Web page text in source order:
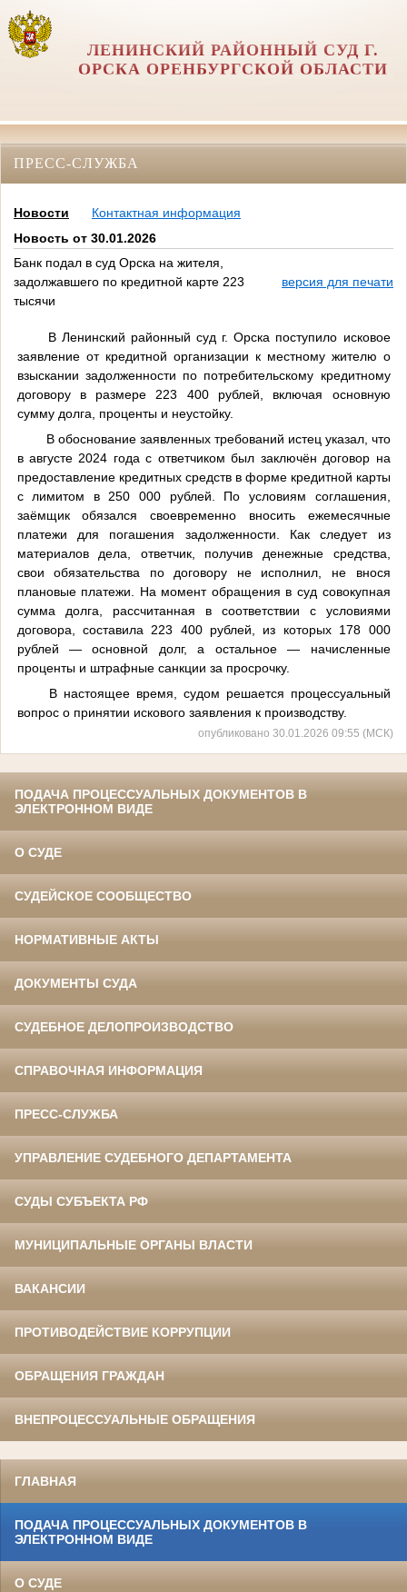
ЛЕНИНСКИЙ РАЙОННЫЙ СУД Г.
ОРСКА ОРЕНБУРГСКОЙ ОБЛАСТИ
ПРЕСС-СЛУЖБА
Новости
Контактная информация
Новость от 30.01.2026
Банк подал в суд Орска на жителя,
задолжавшего по кредитной карте 223
тысячи
версия для печати
В Ленинский районный суд г. Орска поступило исковое
заявление от кредитной организации к местному жителю о
взыскании задолженности по потребительскому кредитному
договору в размере 223 400 рублей, включая основную
сумму долга, проценты и неустойку.
В обоснование заявленных требований истец указал, что
в августе 2024 года с ответчиком был заключён договор на
предоставление кредитных средств в форме кредитной карты
с лимитом в 250 000 рублей. По условиям соглашения,
заёмщик обязался своевременно вносить ежемесячные
платежи для погашения задолженности. Как следует из
материалов дела, ответчик, получив денежные средства,
свои обязательства по договору не исполнил, не внося
плановые платежи. На момент обращения в суд совокупная
сумма долга, рассчитанная в соответствии с условиями
договора, составила 223 400 рублей, из которых 178 000
рублей — основной долг, а остальное — начисленные
проценты и штрафные санкции за просрочку.
В настоящее время, судом решается процессуальный
вопрос о принятии искового заявления к производству.
опубликовано 30.01.2026 09:55 (МСК)
ПОДАЧА ПРОЦЕССУАЛЬНЫХ ДОКУМЕНТОВ В
ЭЛЕКТРОННОМ ВИДЕ
О СУДЕ
СУДЕЙСКОЕ СООБЩЕСТВО
НОРМАТИВНЫЕ АКТЫ
ДОКУМЕНТЫ СУДА
СУДЕБНОЕ ДЕЛОПРОИЗВОДСТВО
СПРАВОЧНАЯ ИНФОРМАЦИЯ
ПРЕСС-СЛУЖБА
УПРАВЛЕНИЕ СУДЕБНОГО ДЕПАРТАМЕНТА
СУДЫ СУБЪЕКТА РФ
МУНИЦИПАЛЬНЫЕ ОРГАНЫ ВЛАСТИ
ВАКАНСИИ
ПРОТИВОДЕЙСТВИЕ КОРРУПЦИИ
ОБРАЩЕНИЯ ГРАЖДАН
ВНЕПРОЦЕССУАЛЬНЫЕ ОБРАЩЕНИЯ
ГЛАВНАЯ
ПОДАЧА ПРОЦЕССУАЛЬНЫХ ДОКУМЕНТОВ В
ЭЛЕКТРОННОМ ВИДЕ
О СУДЕ